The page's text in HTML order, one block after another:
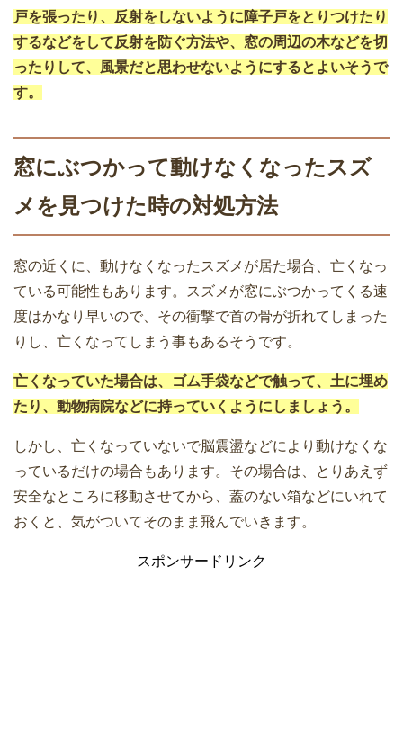
戸を張ったり、反射をしないように障子戸をとりつけたり
するなどをして反射を防ぐ方法や、窓の周辺の木などを切
ったりして、風景だと思わせないようにするとよいそうで
す。
窓にぶつかって動けなくなったスズ
メを見つけた時の対処方法
窓の近くに、動けなくなったスズメが居た場合、亡くなっ
ている可能性もあります。スズメが窓にぶつかってくる速
度はかなり早いので、その衝撃で首の骨が折れてしまった
りし、亡くなってしまう事もあるそうです。
亡くなっていた場合は、ゴム手袋などで触って、土に埋め
たり、動物病院などに持っていくようにしましょう。
しかし、亡くなっていないで脳震盪などにより動けなくな
っているだけの場合もあります。その場合は、とりあえず
安全なところに移動させてから、蓋のない箱などにいれて
おくと、気がついてそのまま飛んでいきます。
スポンサードリンク